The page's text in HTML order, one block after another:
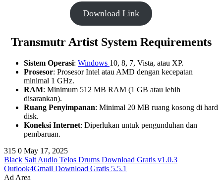
Download Link
Transmutr Artist System Requirements
Sistem Operasi: Windows 10, 8, 7, Vista, atau XP.
Prosesor: Prosesor Intel atau AMD dengan kecepatan
minimal 1 GHz.
RAM: Minimum 512 MB RAM (1 GB atau lebih
disarankan).
Ruang Penyimpanan: Minimal 20 MB ruang kosong di hard
disk.
Koneksi Internet: Diperlukan untuk pengunduhan dan
pembaruan.
315 0 May 17, 2025
Black Salt Audio Telos Drums Download Gratis v1.0.3
Outlook4Gmail Download Gratis 5.5.1
Ad Area